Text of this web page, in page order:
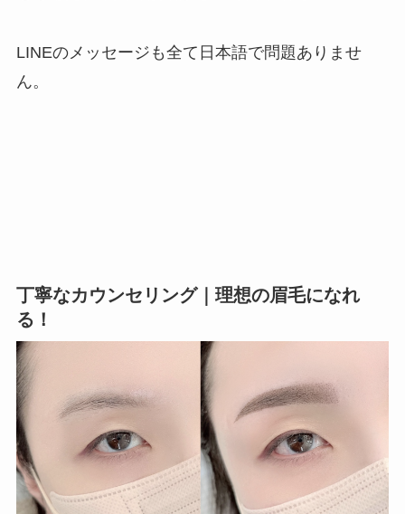
LINEのメッセージも全て日本語で問題ありませ
ん。
丁寧なカウンセリング｜理想の眉毛になれ
る！